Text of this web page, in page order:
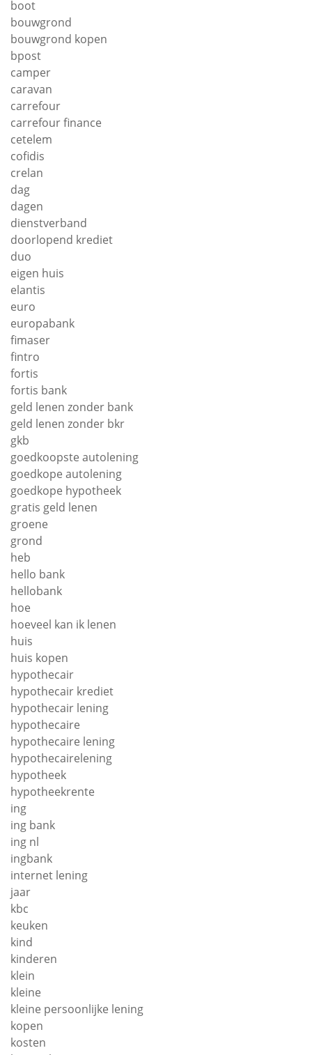
boot
bouwgrond
bouwgrond kopen
bpost
camper
caravan
carrefour
carrefour finance
cetelem
cofidis
crelan
dag
dagen
dienstverband
doorlopend krediet
duo
eigen huis
elantis
euro
europabank
fimaser
fintro
fortis
fortis bank
geld lenen zonder bank
geld lenen zonder bkr
gkb
goedkoopste autolening
goedkope autolening
goedkope hypotheek
gratis geld lenen
groene
grond
heb
hello bank
hellobank
hoe
hoeveel kan ik lenen
huis
huis kopen
hypothecair
hypothecair krediet
hypothecair lening
hypothecaire
hypothecaire lening
hypothecairelening
hypotheek
hypotheekrente
ing
ing bank
ing nl
ingbank
internet lening
jaar
kbc
keuken
kind
kinderen
klein
kleine
kleine persoonlijke lening
kopen
kosten